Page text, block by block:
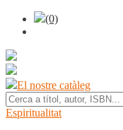
(0)
El nostre catàleg
Espiritualitat